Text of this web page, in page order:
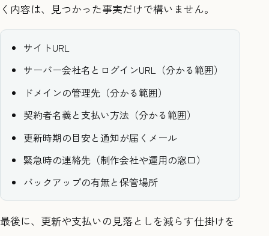
く内容は、見つかった事実だけで構いません。
サイトURL
サーバー会社名とログインURL（分かる範囲）
ドメインの管理先（分かる範囲）
契約者名義と支払い方法（分かる範囲）
更新時期の目安と通知が届くメール
緊急時の連絡先（制作会社や運用の窓口）
バックアップの有無と保管場所
最後に、更新や支払いの見落としを減らす仕掛けを